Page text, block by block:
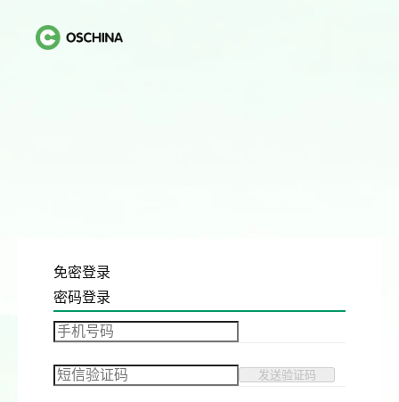
免密登录
密码登录
发送验证码